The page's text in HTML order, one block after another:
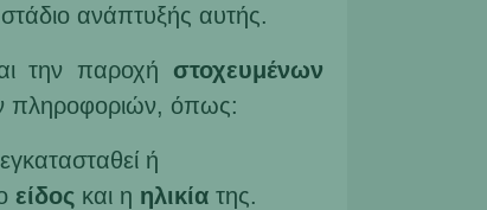
ανάπτυξής αυτής.
την παροχή στοχευμένων
πληροφοριών, όπως:
ή
είδος και η ηλικία της.